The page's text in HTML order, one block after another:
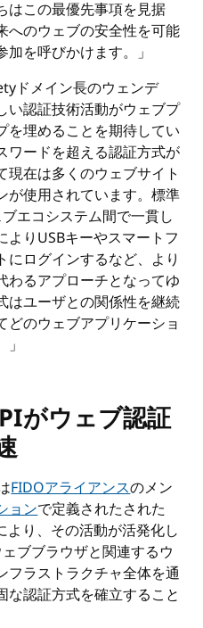
はこの最優先事項を見据
へのウェブの安全性を可能
を呼びかけます。」
ドメイン長のウェンデ
い認証技術活動がウェブプ
を埋めることを期待してい
ワードを超える認証方式が
在は多くのウェブサイト
が使用されています。標準
エコシステム間で一貫し
りUSBキーやスマートフ
にログインするなど、より
わるアプローチとなってゆ
はユーザとの関係性を継続
どのウェブアプリケーショ
がウェブ認証
FIDOアライアンスのメン
ョンで定義されたされた
より、その活動が活発化し
ブブラウザと関連するウ
フラストラクチャ全体を通
な認証方式を確立すること